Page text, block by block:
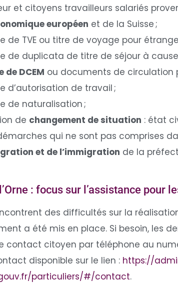
et citoyens travailleurs salariés
européen et de la Suisse ;
de TVE ou titre de voyage pour
de duplicata de titre de séjour à cause
de DCEM ou documents de circulation
d’autorisation de travail ;
de naturalisation ;
de changement de situation : état
qui ne sont pas comprises
et de l’immigration de la
: focus sur l’assistance pour
des difficultés sur la
a été mis en place. Si besoin, les
contact citoyen par téléphone au
disponible sur le lien : https://
particuliers/#/contact.